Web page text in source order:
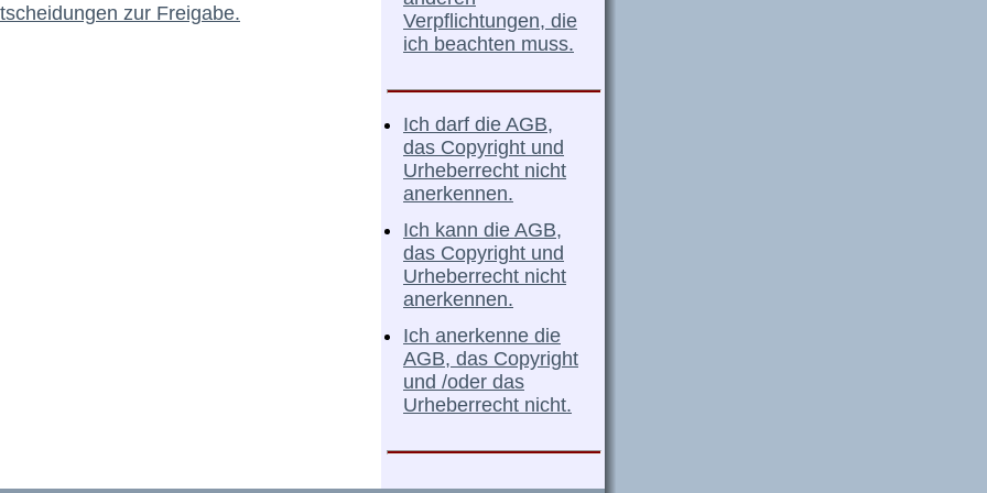
zur Freigabe.
Verpflichtungen, die
ich beachten muss.
Ich darf die AGB,
das Copyright und
Urheberrecht nicht
anerkennen.
Ich kann die AGB,
das Copyright und
Urheberrecht nicht
anerkennen.
Ich anerkenne die
AGB, das Copyright
und /oder das
Urheberrecht nicht.